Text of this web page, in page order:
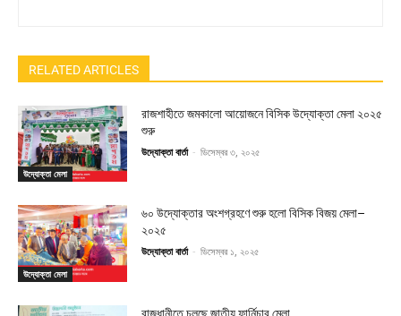
RELATED ARTICLES
উদ্যোক্তা মেলা
রাজশাহীতে জমকালো আয়োজনে বিসিক উদ্যোক্তা মেলা ২০২৫
শুরু
উদ্যোক্তা বার্তা - ডিসেম্বর ৩, ২০২৫
উদ্যোক্তা মেলা
৬০ উদ্যোক্তার অংশগ্রহণে শুরু হলো বিসিক বিজয় মেলা–
২০২৫
উদ্যোক্তা বার্তা - ডিসেম্বর ১, ২০২৫